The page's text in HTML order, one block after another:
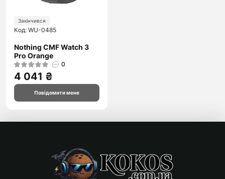
Закінчився
Код: WU-0485
Nothing CMF Watch 3
Pro Orange
0
4 041 ₴
Повідомити мене